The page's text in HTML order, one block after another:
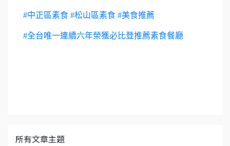
#中正區素食 #松山區素食 #美食推薦
#全台唯一連續六年榮獲必比登推薦素食餐廳
所有文章主題